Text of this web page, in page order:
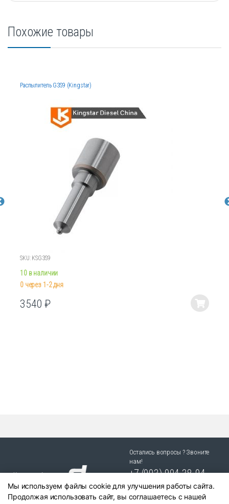
Похожие товары
Распылитель G3S9 (Kingstar)
SKU: KSG3S9
10 в наличии
0 через 1-2 дня
3540₽
Этот
Остались вопросы ? Звоните
нам!
+7 (903) 904 38-94
г. Новосибирск, ул. Степная
25/1 к.1
Мы используем файлы cookie для улучшения работы сайта.
Продолжая использовать сайт, вы соглашаетесь с нашей